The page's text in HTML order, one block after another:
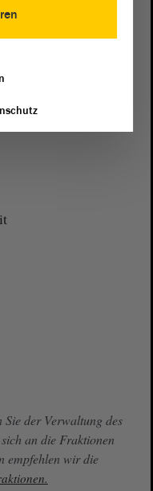
der Verwaltung des
an die Fraktionen
empfehlen wir die